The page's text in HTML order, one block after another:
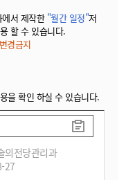
서 제작한 "월간 일정"저
할 수 있습니다.
경금지
을 확인 하실 수 있습니다.
의전당관리과
27